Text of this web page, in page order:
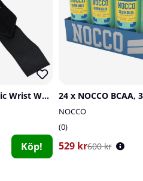
SOLID Nutrition Elastic Wrist Wraps
Köp!
NOCCO
0
529 kr600 kr